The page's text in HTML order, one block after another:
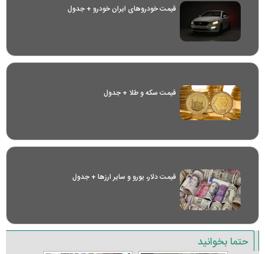
قیمت خودرو‌های ایران خودرو + جدول
قیمت سکه و طلا + جدول
قیمت دلار، یورو و سایر ارز‌ها + جدول
حتما بخوانید